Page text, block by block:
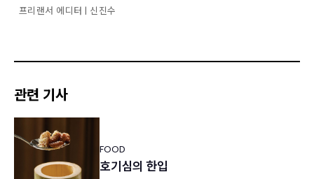
프리랜서 에디터 | 신진수
관련 기사
FOOD
호기심의 한입